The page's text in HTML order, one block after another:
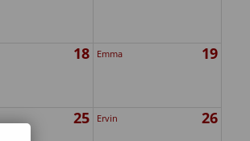
18 Emma 19
25 Ervin 26